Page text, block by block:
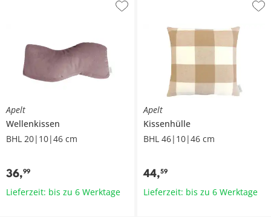
Apelt
Wellenkissen
BHL 20|10|46 cm
36,99
Lieferzeit: bis zu 6 Werktage
Apelt
Kissenhülle
BHL 46|10|46 cm
44,59
Lieferzeit: bis zu 6 Werktage